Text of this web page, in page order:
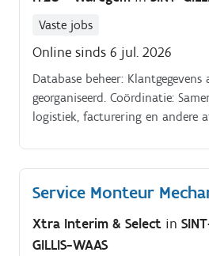
Vaste jobs
Online sinds 6 jul. 2026
Database beheer:
georganiseerd. Coördinatie:
logistiek, facturering en andere
Service Monteur
Xtra Interim & Select in
GILLIS-WAAS